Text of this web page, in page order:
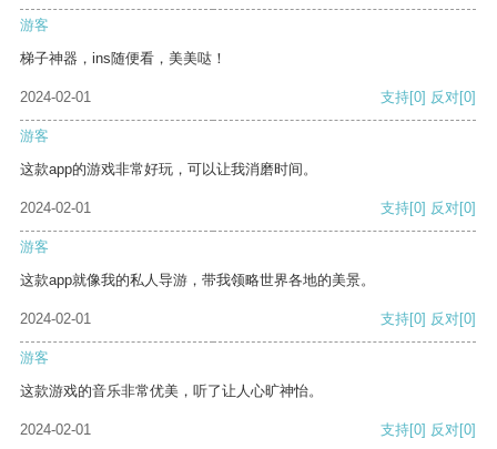
游客
梯子神器，ins随便看，美美哒！
2024-02-01 支持[0] 反对[0]
游客
这款app的游戏非常好玩，可以让我消磨时间。
2024-02-01 支持[0] 反对[0]
游客
这款app就像我的私人导游，带我领略世界各地的美景。
2024-02-01 支持[0] 反对[0]
游客
这款游戏的音乐非常优美，听了让人心旷神怡。
2024-02-01 支持[0] 反对[0]